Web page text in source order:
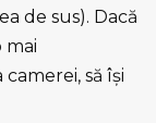
de sus). Dacă
mai
să își